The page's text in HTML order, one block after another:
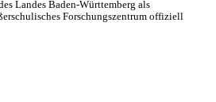
Landes Baden-Württemberg als
Forschungszentrum offiziell